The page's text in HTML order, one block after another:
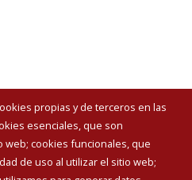
propias y de terceros en las
esenciales, que son
web; cookies funcionales, que
de uso al utilizar el sitio web;